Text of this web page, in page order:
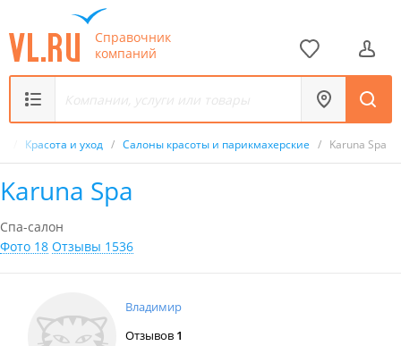
Справочник
компаний
Красота и уход / Салоны красоты и парикмахерские / Karuna Spa
Karuna Spa
Спа-салон
Фото 18 Отзывы 1536
Владимир
Отзывов 1